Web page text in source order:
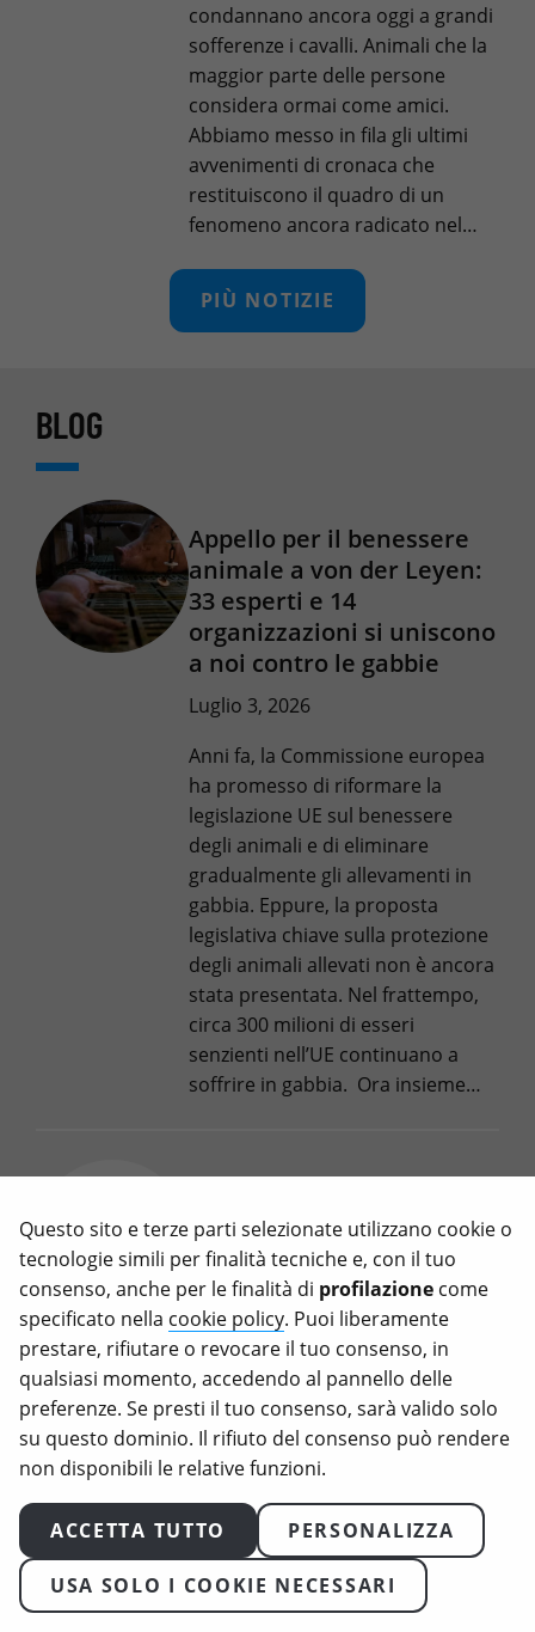
condannano ancora oggi a grandi
sofferenze i cavalli. Animali che la
maggior parte delle persone
considera ormai come amici.
Abbiamo messo in fila gli ultimi
avvenimenti di cronaca che
restituiscono il quadro di un
fenomeno ancora radicato nel…
PIÙ NOTIZIE
BLOG
Appello per il benessere
animale a von der Leyen:
33 esperti e 14
organizzazioni si uniscono
a noi contro le gabbie
Luglio 3, 2026
Anni fa, la Commissione europea
ha promesso di riformare la
legislazione UE sul benessere
degli animali e di eliminare
gradualmente gli allevamenti in
gabbia. Eppure, la proposta
legislativa chiave sulla protezione
degli animali allevati non è ancora
stata presentata. Nel frattempo,
circa 300 milioni di esseri
senzienti nell’UE continuano a
soffrire in gabbia. Ora insieme…
UE sui nomi veg è una
legge inutile (e ipocrita)
Marzo 11, 2026
C’è voluto quasi un decennio di
battaglie, voti e capovolgimenti
per arrivare a uno dei risultati più
surreali della legislazione europea
recente, quello sul meat
sounding: d’ora in poi, chiamare
“bistecca” un prodotto a base
vegetale sarà illegale in Europa.
Cos’è il meat sounding e perché
l’UE vuole vietarlo Il “meat
Questo sito e terze parti selezionate utilizzano cookie o
tecnologie simili per finalità tecniche e, con il tuo
consenso, anche per le finalità di profilazione come
specificato nella cookie policy. Puoi liberamente
prestare, rifiutare o revocare il tuo consenso, in
qualsiasi momento, accedendo al pannello delle
preferenze. Se presti il tuo consenso, sarà valido solo
su questo dominio. Il rifiuto del consenso può rendere
non disponibili le relative funzioni.
ACCETTA TUTTO PERSONALIZZA
USA SOLO I COOKIE NECESSARI